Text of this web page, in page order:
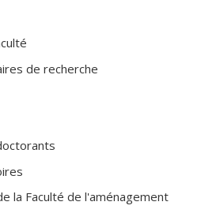
de recherche
la Faculté de l'aménagement